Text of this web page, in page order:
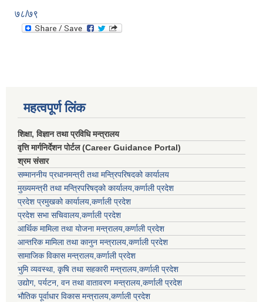
७८/७९
महत्वपूर्ण लिंक
शिक्षा, विज्ञान तथा प्रविधि मन्त्रालय
वृत्ति मार्गनिर्देशन पोर्टल (Career Guidance Portal)
श्रम संसार
सम्माननीय प्रधानमन्त्री तथा मन्त्रिपरिषद‌को कार्यालय
मुख्यमन्त्री तथा मन्त्रिपरिषद्को कार्यालय,कर्णाली प्रदेश
प्रदेश प्रमुखको कार्यालय,कर्णाली प्रदेश
प्रदेश सभा सचिवालय,कर्णाली प्रदेश
आर्थिक मामिला तथा योजना मन्त्रालय,कर्णाली प्रदेश
आन्तरिक मामिला तथा कानुन मन्त्रालय,कर्णाली प्रदेश
सामाजिक विकास मन्त्रालय,कर्णाली प्रदेश
भुमि व्यवस्था, कृषि तथा सहकारी मन्त्रालय,कर्णाली प्रदेश
उद्योग, पर्यटन, वन तथा वातावरण मन्त्रालय,कर्णाली प्रदेश
भौतिक पूर्वाधार विकास मन्त्रालय,कर्णाली प्रदेश